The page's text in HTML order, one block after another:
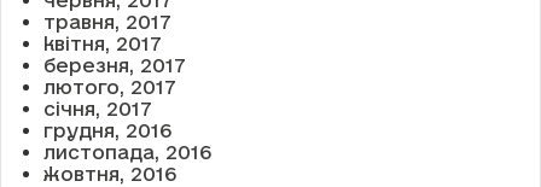
травня, 2017
квітня, 2017
березня, 2017
лютого, 2017
січня, 2017
грудня, 2016
листопада, 2016
жовтня, 2016